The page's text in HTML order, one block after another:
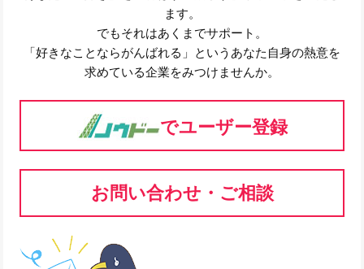
ます。
でもそれはあくまでサポート。
「好きなことならがんばれる」というあなた自身の熱意を
求めている企業をみつけませんか。
でユーザー登録
お問い合わせ・ご相談